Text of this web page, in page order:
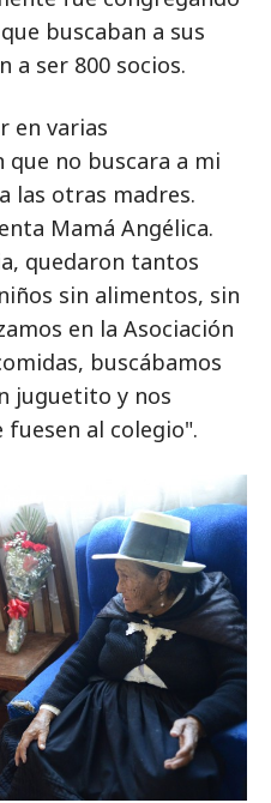
buscaban a sus
a ser 800 socios.
en varias
no buscara a mi
las otras madres.
Mamá Angélica.
quedaron tantos
sin alimentos, sin
en la Asociación
buscábamos
juguetito y nos
al colegio".